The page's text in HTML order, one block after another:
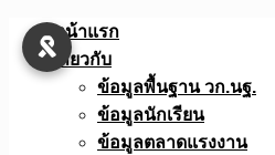
Skip
หน้าแรก
เกี่ยวกับ
ข้อมูลพื้นฐาน วก.นฐ.
ข้อมูลนักเรียน
ข้อมูลตลาดแรงงาน